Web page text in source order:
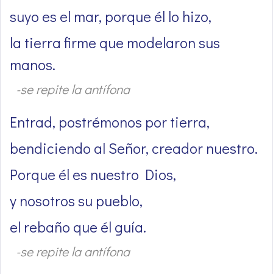
suyo es el mar, porque él lo hizo,
la tierra firme que modelaron sus
manos.
-se repite la antífona
Entrad, postrémonos por tierra,
bendiciendo al Señor, creador nuestro.
Porque él es nuestro Dios,
y nosotros su pueblo,
el rebaño que él guía.
-se repite la antífona